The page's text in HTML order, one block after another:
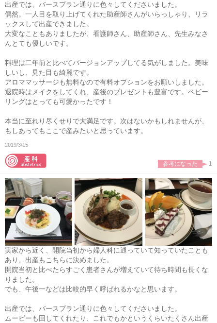
出産では、バースプラン通りに色々してくださいました。
偶然。一人目を取り上げてくれた助産師さんがいらっしゃり、リラ
ックスして出産できました。
大変なこともありましたが、看護師さん、助産師さん、先生みなさ
んとても優しいです。
料理は二年前と比べてバージョンアップしてる気がしました。美味
しいし、見た目も綺麗です。
アロママッサージも無料なので有料オプションをお願いしました。
退院時はメイクをしてくれ、産後のプレゼントも豊富です。ベビー
リングはとっても可愛かったです！
本当に至れり尽くせりで大満足です。次はないかもしれませんが、
もしあってもここで産みたいと思っています。
2019/3/15
参考になった 1
実家から近く、開院当初から婦人科に通っていて知っていたことも
あり、出産もこちらに決めました。
開院当初と比べたらすごく患者さんが増えていて待ち時間も長くな
りました。
でも、午後一などは比較的早く呼ばれるかなと思います。
出産では、バースプラン通りに色々してくださいました。
ムービーも回してくれたり、これでもかというくらいたくさん出産